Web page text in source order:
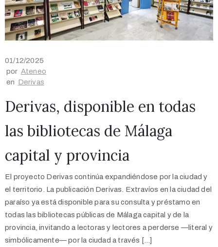
01/12/2025
por Ateneo
en Derivas
Derivas, disponible en todas
las bibliotecas de Málaga
capital y provincia
El proyecto Derivas continúa expandiéndose por la ciudad y
el territorio. La publicación Derivas. Extravíos en la ciudad del
paraíso ya está disponible para su consulta y préstamo en
todas las bibliotecas públicas de Málaga capital y de la
provincia, invitando a lectoras y lectores a perderse —literal y
simbólicamente— por la ciudad a través […]